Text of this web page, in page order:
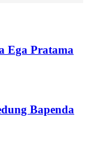
Ega Pratama
Bapenda